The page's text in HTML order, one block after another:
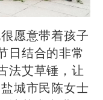
愿意带着孩子
日结合的非常
法艾草锤，让
城市民陈女士